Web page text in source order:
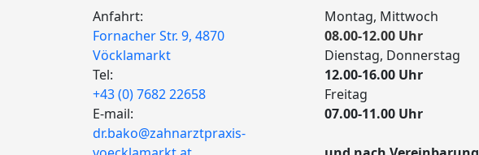
Anfahrt:
Fornacher Str. 9, 4870
Vöcklamarkt
Tel:
+43 (0) 7682 22658
E-mail:
dr.bako@zahnarztpraxis-
Montag, Mittwoch
08.00-12.00 Uhr
Dienstag, Donnerstag
12.00-16.00 Uhr
Freitag
07.00-11.00 Uhr